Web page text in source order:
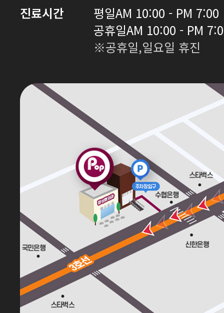
진료시간
평일AM 10:00 - PM 7:00
공휴일AM 10:00 - PM
※공휴일,일요일 휴진